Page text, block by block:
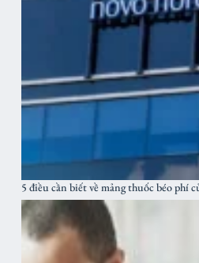
5 điều cần biết về mảng thuốc béo phí